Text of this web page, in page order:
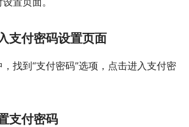
支付密码设置页面
找到“支付密码”选项，点击进入支付密
支付密码